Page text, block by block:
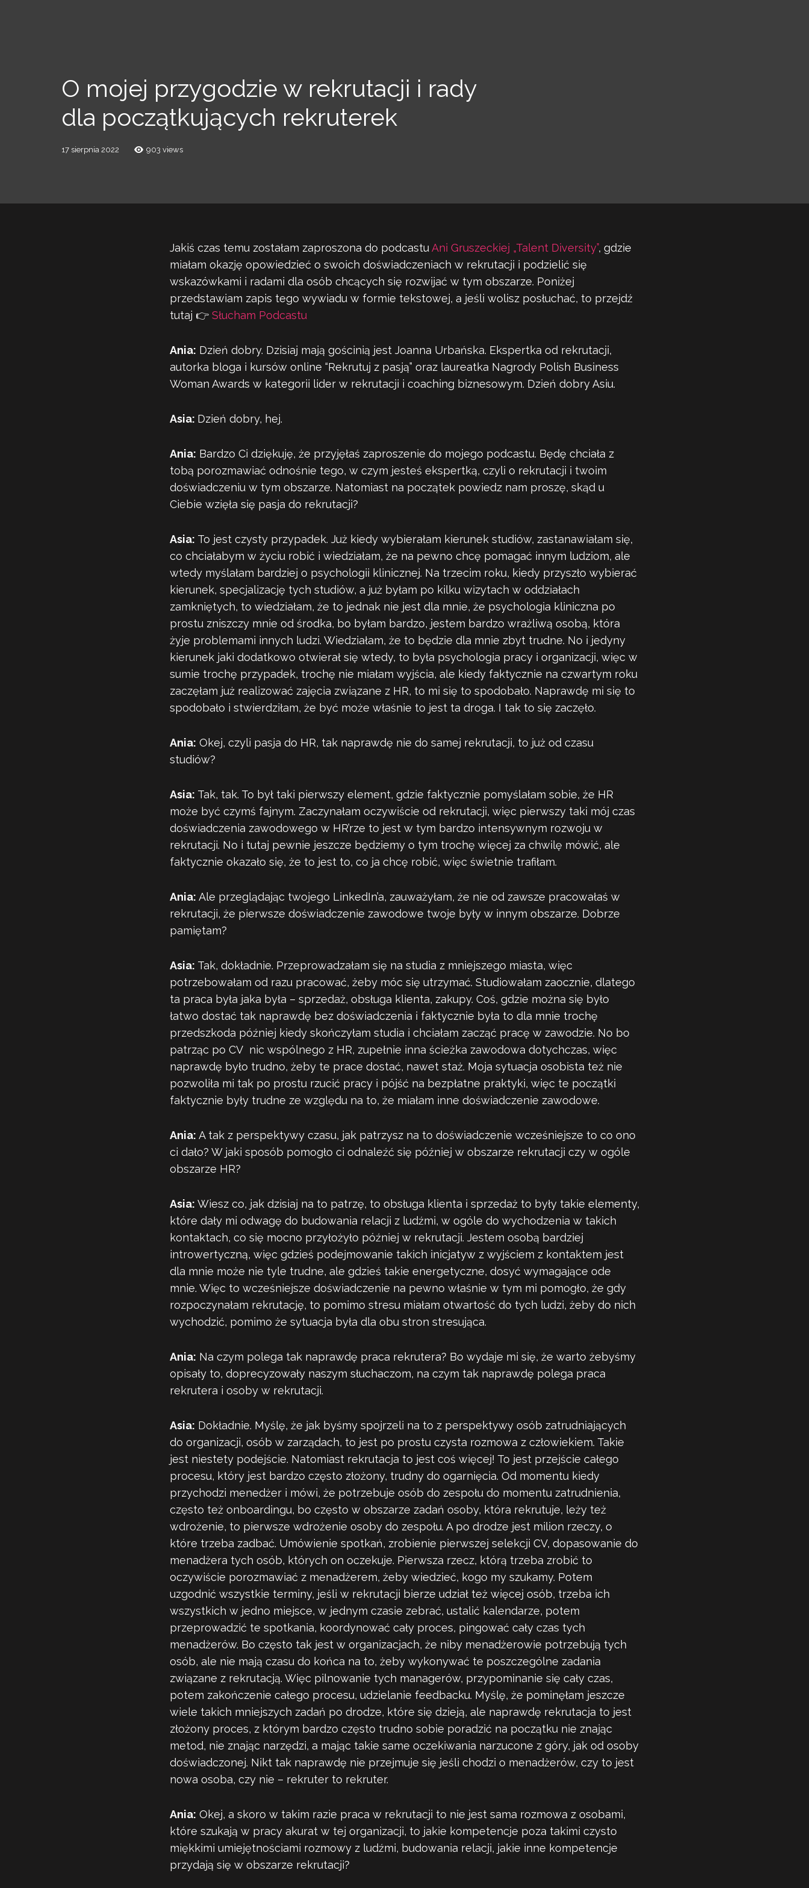
O mojej przygodzie w rekrutacji i rady
dla początkujących rekruterek
17 sierpnia 2022 903 views
Jakiś czas temu zostałam zaproszona do podcastuAni Gruszeckiej „Talent Diversity”, gdzie
miałam okazję opowiedzieć o swoich doświadczeniach w rekrutacji i podzielić się
wskazówkami i radami dla osób chcących się rozwijać w tym obszarze. Poniżej
przedstawiam zapis tego wywiadu w formie tekstowej, a jeśli wolisz posłuchać, to przejdź
tutaj 👉 Słucham Podcastu
Ania: Dzień dobry. Dzisiaj mają gościnią jest Joanna Urbańska. Ekspertka od rekrutacji,
autorka bloga i kursów online “Rekrutuj z pasją” oraz laureatka Nagrody Polish Business
Woman Awards w kategorii lider w rekrutacji i coaching biznesowym. Dzień dobry Asiu.
Asia: Dzień dobry, hej.
Ania: Bardzo Ci dziękuję, że przyjęłaś zaproszenie do mojego podcastu. Będę chciała z
tobą porozmawiać odnośnie tego, w czym jesteś ekspertką, czyli o rekrutacji i twoim
doświadczeniu w tym obszarze. Natomiast na początek powiedz nam proszę, skąd u
Ciebie wzięła się pasja do rekrutacji?
Asia: To jest czysty przypadek. Już kiedy wybierałam kierunek studiów, zastanawiałam się,
co chciałabym w życiu robić i wiedziałam, że na pewno chcę pomagać innym ludziom, ale
wtedy myślałam bardziej o psychologii klinicznej. Na trzecim roku, kiedy przyszło wybierać
kierunek, specjalizację tych studiów, a już byłam po kilku wizytach w oddziałach
zamkniętych, to wiedziałam, że to jednak nie jest dla mnie, że psychologia kliniczna po
prostu zniszczy mnie od środka, bo byłam bardzo, jestem bardzo wrażliwą osobą, która
żyje problemami innych ludzi. Wiedziałam, że to będzie dla mnie zbyt trudne. No i jedyny
kierunek jaki dodatkowo otwierał się wtedy, to była psychologia pracy i organizacji, więc w
sumie trochę przypadek, trochę nie miałam wyjścia, ale kiedy faktycznie na czwartym roku
zaczęłam już realizować zajęcia związane z HR, to mi się to spodobało. Naprawdę mi się to
spodobało i stwierdziłam, że być może właśnie to jest ta droga. I tak to się zaczęło.
Ania: Okej, czyli pasja do HR, tak naprawdę nie do samej rekrutacji, to już od czasu
studiów?
Asia: Tak, tak. To był taki pierwszy element, gdzie faktycznie pomyślałam sobie, że HR
może być czymś fajnym. Zaczynałam oczywiście od rekrutacji, więc pierwszy taki mój czas
doświadczenia zawodowego w HR’rze to jest w tym bardzo intensywnym rozwoju w
rekrutacji. No i tutaj pewnie jeszcze będziemy o tym trochę więcej za chwilę mówić, ale
faktycznie okazało się, że to jest to, co ja chcę robić, więc świetnie trafiłam.
Ania: Ale przeglądając twojego LinkedIn’a, zauważyłam, że nie od zawsze pracowałaś w
rekrutacji, że pierwsze doświadczenie zawodowe twoje były w innym obszarze. Dobrze
pamiętam?
Asia: Tak, dokładnie. Przeprowadzałam się na studia z mniejszego miasta, więc
potrzebowałam od razu pracować, żeby móc się utrzymać. Studiowałam zaocznie, dlatego
ta praca była jaka była – sprzedaż, obsługa klienta, zakupy. Coś, gdzie można się było
łatwo dostać tak naprawdę bez doświadczenia i faktycznie była to dla mnie trochę
przedszkoda później kiedy skończyłam studia i chciałam zacząć pracę w zawodzie. No bo
patrząc po CV nic wspólnego z HR, zupełnie inna ścieżka zawodowa dotychczas, więc
naprawdę było trudno, żeby te prace dostać, nawet staż. Moja sytuacja osobista też nie
pozwoliła mi tak po prostu rzucić pracy i pójść na bezpłatne praktyki, więc te początki
faktycznie były trudne ze względu na to, że miałam inne doświadczenie zawodowe.
Ania: A tak z perspektywy czasu, jak patrzysz na to doświadczenie wcześniejsze to co ono
ci dało? W jaki sposób pomogło ci odnaleźć się później w obszarze rekrutacji czy w ogóle
obszarze HR?
Asia: Wiesz co, jak dzisiaj na to patrzę, to obsługa klienta i sprzedaż to były takie elementy,
które dały mi odwagę do budowania relacji z ludźmi, w ogóle do wychodzenia w takich
kontaktach, co się mocno przyłożyło później w rekrutacji. Jestem osobą bardziej
introwertyczną, więc gdzieś podejmowanie takich inicjatyw z wyjściem z kontaktem jest
dla mnie może nie tyle trudne, ale gdzieś takie energetyczne, dosyć wymagające ode
mnie. Więc to wcześniejsze doświadczenie na pewno właśnie w tym mi pomogło, że gdy
rozpoczynałam rekrutację, to pomimo stresu miałam otwartość do tych ludzi, żeby do nich
wychodzić, pomimo że sytuacja była dla obu stron stresująca.
Ania: Na czym polega tak naprawdę praca rekrutera? Bo wydaje mi się, że warto żebyśmy
opisały to, doprecyzowały naszym słuchaczom, na czym tak naprawdę polega praca
rekrutera i osoby w rekrutacji.
Asia: Dokładnie. Myślę, że jak byśmy spojrzeli na to z perspektywy osób zatrudniających
do organizacji, osób w zarządach, to jest po prostu czysta rozmowa z człowiekiem. Takie
jest niestety podejście. Natomiast rekrutacja to jest coś więcej! To jest przejście całego
procesu, który jest bardzo często złożony, trudny do ogarnięcia. Od momentu kiedy
przychodzi menedżer i mówi, że potrzebuje osób do zespołu do momentu zatrudnienia,
często też onboardingu, bo często w obszarze zadań osoby, która rekrutuje, leży też
wdrożenie, to pierwsze wdrożenie osoby do zespołu. A po drodze jest milion rzeczy, o
które trzeba zadbać. Umówienie spotkań, zrobienie pierwszej selekcji CV, dopasowanie do
menadżera tych osób, których on oczekuje. Pierwsza rzecz, którą trzeba zrobić to
oczywiście porozmawiać z menadżerem, żeby wiedzieć, kogo my szukamy. Potem
uzgodnić wszystkie terminy, jeśli w rekrutacji bierze udział też więcej osób, trzeba ich
wszystkich w jedno miejsce, w jednym czasie zebrać, ustalić kalendarze, potem
przeprowadzić te spotkania, koordynować cały proces, pingować cały czas tych
menadżerów. Bo często tak jest w organizacjach, że niby menadżerowie potrzebują tych
osób, ale nie mają czasu do końca na to, żeby wykonywać te poszczególne zadania
związane z rekrutacją. Więc pilnowanie tych managerów, przypominanie się cały czas,
potem zakończenie całego procesu, udzielanie feedbacku. Myślę, że pominęłam jeszcze
wiele takich mniejszych zadań po drodze, które się dzieją, ale naprawdę rekrutacja to jest
złożony proces, z którym bardzo często trudno sobie poradzić na początku nie znając
metod, nie znając narzędzi, a mając takie same oczekiwania narzucone z góry, jak od osoby
doświadczonej. Nikt tak naprawdę nie przejmuje się jeśli chodzi o menadżerów, czy to jest
nowa osoba, czy nie – rekruter to rekruter.
Ania: Okej, a skoro w takim razie praca w rekrutacji to nie jest sama rozmowa z osobami,
które szukają w pracy akurat w tej organizacji, to jakie kompetencje poza takimi czysto
miękkimi umiejętnościami rozmowy z ludźmi, budowania relacji, jakie inne kompetencje
przydają się w obszarze rekrutacji?